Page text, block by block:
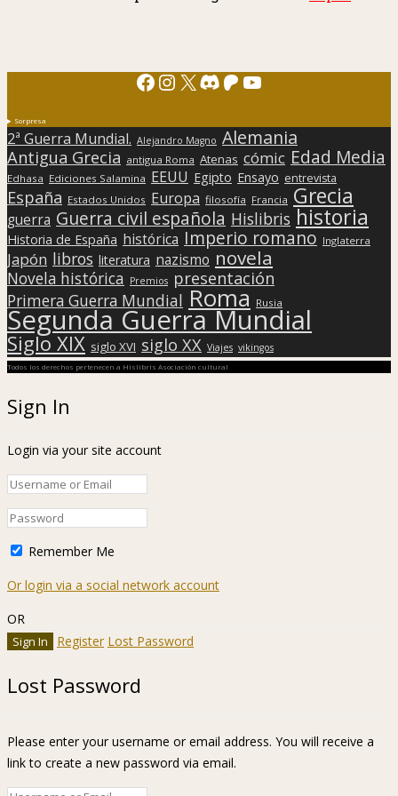
Facebook
Instagram
X Discord
Patreon
YouTube
Sorpresa
2ª Guerra Mundial. Alejandro Magno Alemania
Antigua Grecia antigua Roma Atenas cómic Edad Media
Edhasa Ediciones Salamina EEUU Egipto Ensayo entrevista
España Estados Unidos Europa filosofía Francia Grecia
guerra Guerra civil española Hislibris historia
Historia de España histórica Imperio romano Inglaterra
Japón libros literatura nazismo novela
Novela histórica Premios presentación
Primera Guerra Mundial Roma Rusia
Segunda Guerra Mundial
Siglo XIX siglo XVI siglo XX Viajes vikingos
Todos los derechos pertenecen a Hislibris Asociación cultural
Sign In
Login via your site account
Remember Me
Or login via a social network account
OR
Register Lost Password
Lost Password
Please enter your username or email address. You will receive a
link to create a new password via email.